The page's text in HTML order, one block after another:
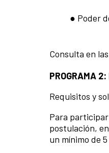
● Poder
Consulta en
PROGRAMA
Requisitos y
Para
postulación,
un mínimo de